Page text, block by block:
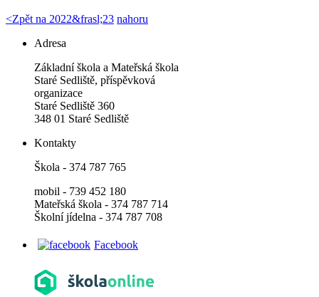
<Zpět na 2022&frasl;23 nahoru
Adresa
Základní škola a Mateřská škola
Staré Sedliště, příspěvková
organizace
Staré Sedliště 360
348 01 Staré Sedliště
Kontakty
Škola - 374 787 765
mobil - 739 452 180
Mateřská škola - 374 787 714
Školní jídelna - 374 787 708
Facebook